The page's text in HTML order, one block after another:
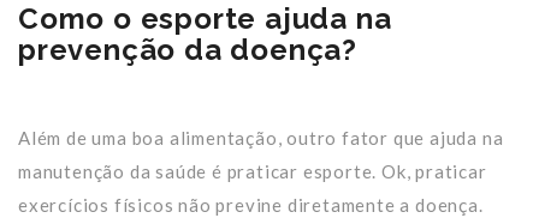
Como o esporte ajuda na
prevenção da doença?
Além de uma boa alimentação, outro fator que ajuda na
manutenção da saúde é praticar esporte. Ok, praticar
exercícios físicos não previne diretamente a doença.